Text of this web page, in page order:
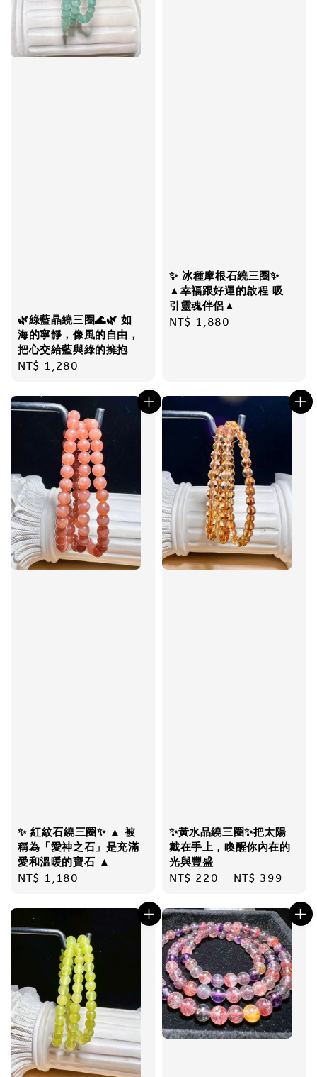
🌿綠藍晶繞三圈🌊🌿 如
海的寧靜，像風的自由，
把心交給藍與綠的擁抱
Regular
NT$ 1,280
✨ 冰種摩根石繞三圈✨
▲幸福跟好運的啟程 吸
引靈魂伴侶▲
Regular
NT$ 1,880
✨ 紅紋石繞三圈✨ ▲ 被
稱為「愛神之石」是充滿
愛和溫暖的寶石 ▲
Regular
NT$ 1,180
✨黃水晶繞三圈✨把太陽
戴在手上，喚醒你內在的
光與豐盛
Regular
NT$ 220 - NT$ 399